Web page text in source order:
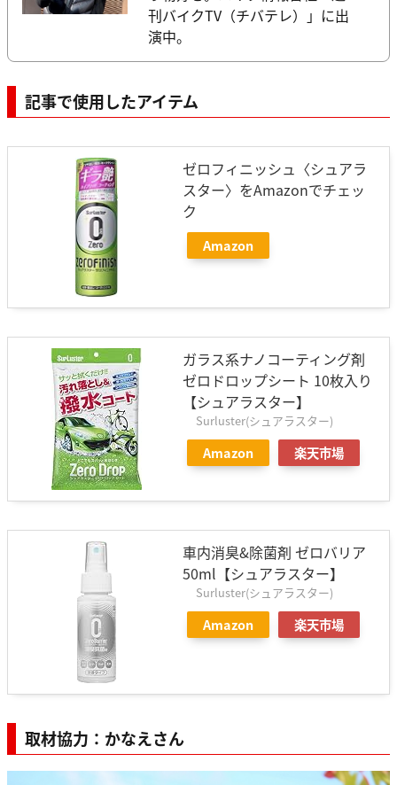
刊バイクTV（チバテレ）」に出
演中。
記事で使用したアイテム
ゼロフィニッシュ〈シュアラ
スター〉をAmazonでチェッ
ク
Amazon
ガラス系ナノコーティング剤
ゼロドロップシート 10枚入り
【シュアラスター】
Surluster(シュアラスター)
Amazon 楽天市場
車内消臭&除菌剤 ゼロバリア
50ml【シュアラスター】
Surluster(シュアラスター)
Amazon 楽天市場
取材協力：かなえさん